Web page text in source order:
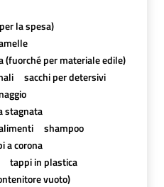
la spesa)
(fuorché per materiale edile)
sacchi per detersivi
stagnata
shampoo
a corona
tappi in plastica
vuoto)